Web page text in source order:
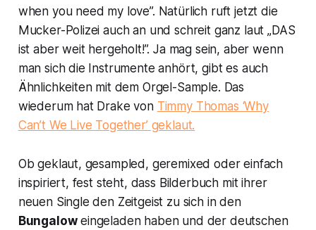
when you need my love”. Natürlich ruft jetzt die
Mucker-Polizei auch an und schreit ganz laut „DAS
ist aber weit hergeholt!”. Ja mag sein, aber wenn
man sich die Instrumente anhört, gibt es auch
Ähnlichkeiten mit dem Orgel-Sample. Das
wiederum hat Drake von Timmy Thomas ‘Why
Can’t We Live Together’ geklaut.
Ob geklaut, gesampled, geremixed oder einfach
inspiriert, fest steht, dass Bilderbuch mit ihrer
neuen Single den Zeitgeist zu sich in den
Bungaloweingeladen haben und der deutschen